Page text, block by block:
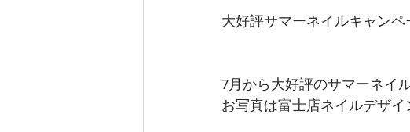
大好評サマーネイルキャンペ
7月から大好評のサマーネイ
お写真は富士店ネイルデザ